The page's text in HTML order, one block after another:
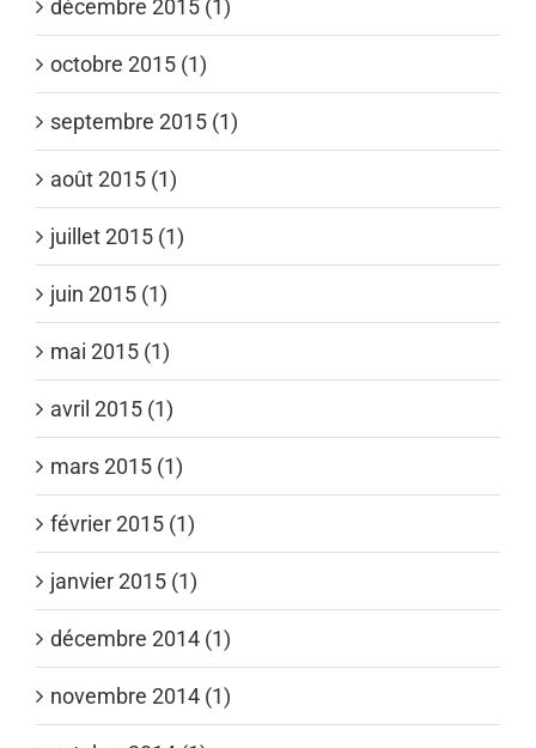
décembre 2015 (1)
octobre 2015 (1)
septembre 2015 (1)
août 2015 (1)
juillet 2015 (1)
juin 2015 (1)
mai 2015 (1)
avril 2015 (1)
mars 2015 (1)
février 2015 (1)
janvier 2015 (1)
décembre 2014 (1)
novembre 2014 (1)